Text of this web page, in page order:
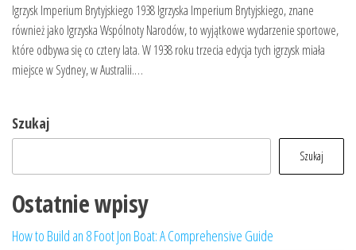
Igrzysk Imperium Brytyjskiego 1938 Igrzyska Imperium Brytyjskiego, znane
również jako Igrzyska Wspólnoty Narodów, to wyjątkowe wydarzenie sportowe,
które odbywa się co cztery lata. W 1938 roku trzecia edycja tych igrzysk miała
miejsce w Sydney, w Australii.…
Szukaj
Szukaj
Ostatnie wpisy
How to Build an 8 Foot Jon Boat: A Comprehensive Guide